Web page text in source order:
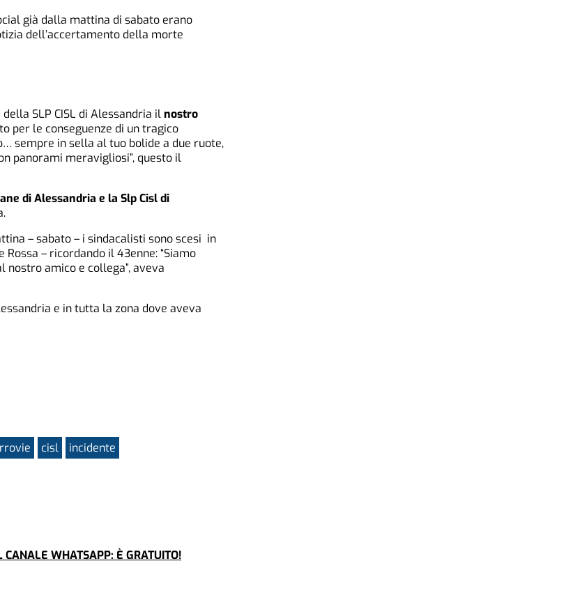
già dalla mattina di sabato erano
dell’accertamento della morte
SLP CISL di Alessandria ilnostro
per le conseguenze di un tragico
sempre in sella al tuo bolide a due ruote,
panorami meravigliosi”, questo il
di Alessandria e la Slp Cisl di
– sabato – i sindacalisti sono scesi in
– ricordando il 43enne: “Siamo
amico e collega”, aveva
e in tutta la zona dove aveva
cisl
incidente
CANALE WHATSAPP: È GRATUITO!